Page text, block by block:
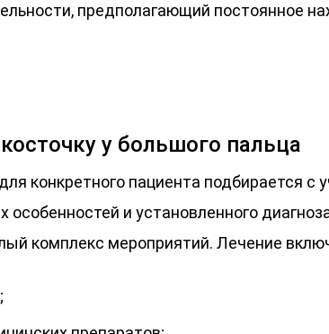
предполагающий постоянное
у большого пальца
конкретного пациента подбирается с
особенностей и установленного
комплекс мероприятий. Лечение